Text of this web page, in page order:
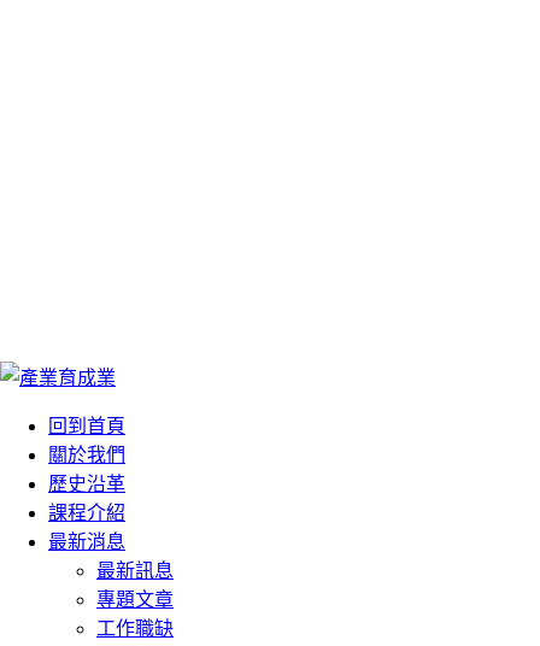
回到首頁
關於我們
歷史沿革
課程介紹
最新消息
最新訊息
專題文章
工作職缺